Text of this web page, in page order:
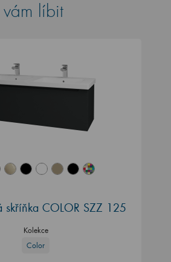
líbit
skříňka COLOR SZZ 125
Kolekce
Color